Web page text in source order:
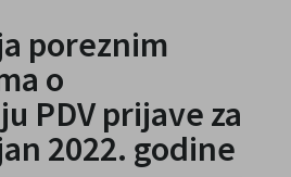
poreznim
o
PDV prijave za
2022. godine